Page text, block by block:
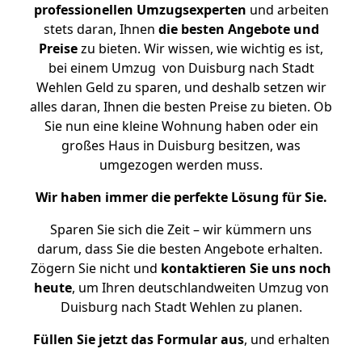
professionellen Umzugsexperten und arbeiten
stets daran, Ihnen die besten Angebote und
Preisezu bieten. Wir wissen, wie wichtig es ist,
bei einem Umzug von Duisburg nach Stadt
Wehlen Geld zu sparen, und deshalb setzen wir
alles daran, Ihnen die besten Preise zu bieten. Ob
Sie nun eine kleine Wohnung haben oder ein
großes Haus in Duisburg besitzen, was
umgezogen werden muss.
Wir haben immer die perfekte Lösung für Sie.
Sparen Sie sich die Zeit – wir kümmern uns
darum, dass Sie die besten Angebote erhalten.
Zögern Sie nicht und kontaktieren Sie uns noch
heute, um Ihren deutschlandweiten Umzug von
Duisburg nach Stadt Wehlen zu planen.
Füllen Sie jetzt das Formular aus, und erhalten